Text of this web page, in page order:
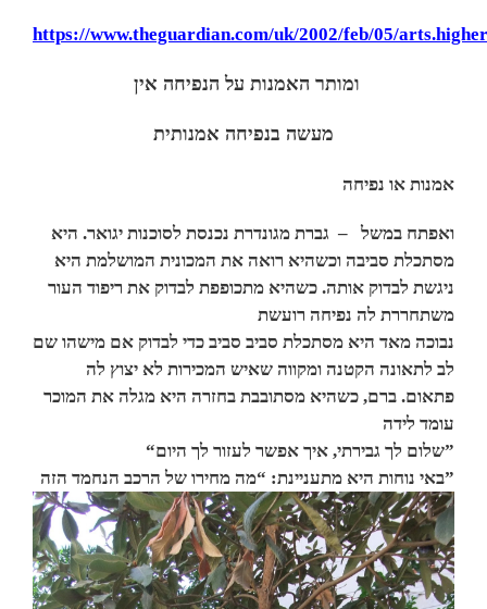
https://www.theguardian.com/uk/2002/feb/05/
ומותר האמנות על הנפיחה אין
מעשה בנפיחה אמנותית
אמנות או נפיחה
ואפתח במשל – גברת מגונדרת נכנסת לסוכנות יגואר. היא
מסתכלת סביבה וכשהיא רואה את המכונית המושלמת היא
ניגשת לבדוק אותה. ‏כשהיא מתכופפת לבדוק את ריפוד העור
משתחררת לה נפיחה רועשת
‏נבוכה מאד היא מסתכלת סביב סביב כדי לבדוק אם מישהו שם
לב לתאונה הקטנה ‏ומקווה שאיש המכירות לא יצוץ לה
פתאום. ברם, כשהיא מסתובבת בחזרה היא מגלה את המוכר
עומד לידה
“‏שלום לך גבירתי, איך אפשר לעזור לך היום”
‏באי נוחות היא מתעניינת: “מה מחירו של הרכב הנחמד הזה”